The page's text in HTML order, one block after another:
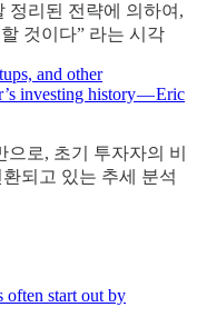
정리된 전략에 의하여,
것이다” 라는 시각
and other
investing history — Eric
로, 초기 투자자의 비
환되고 있는 추세 분석
often start out by